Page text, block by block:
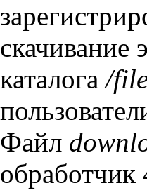
скачивание
каталога/
Файл